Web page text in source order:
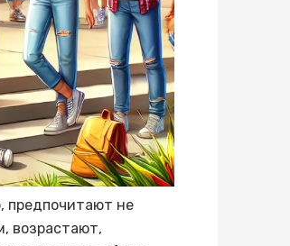
предпочитают не
возрастают,